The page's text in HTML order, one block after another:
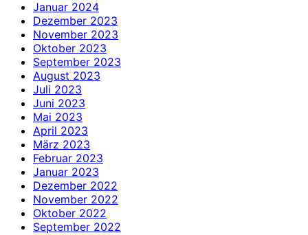
Januar 2024
Dezember 2023
November 2023
Oktober 2023
September 2023
August 2023
Juli 2023
Juni 2023
Mai 2023
April 2023
März 2023
Februar 2023
Januar 2023
Dezember 2022
November 2022
Oktober 2022
September 2022